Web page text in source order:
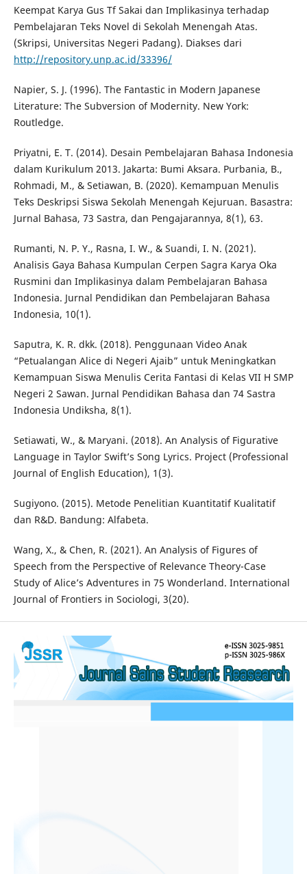
Keempat Karya Gus Tf Sakai dan Implikasinya terhadap
Pembelajaran Teks Novel di Sekolah Menengah Atas.
(Skripsi, Universitas Negeri Padang). Diakses dari
http://repository.unp.ac.id/33396/
Napier, S. J. (1996). The Fantastic in Modern Japanese
Literature: The Subversion of Modernity. New York:
Routledge.
Priyatni, E. T. (2014). Desain Pembelajaran Bahasa Indonesia
dalam Kurikulum 2013. Jakarta: Bumi Aksara. Purbania, B.,
Rohmadi, M., & Setiawan, B. (2020). Kemampuan Menulis
Teks Deskripsi Siswa Sekolah Menengah Kejuruan. Basastra:
Jurnal Bahasa, 73 Sastra, dan Pengajarannya, 8(1), 63.
Rumanti, N. P. Y., Rasna, I. W., & Suandi, I. N. (2021).
Analisis Gaya Bahasa Kumpulan Cerpen Sagra Karya Oka
Rusmini dan Implikasinya dalam Pembelajaran Bahasa
Indonesia. Jurnal Pendidikan dan Pembelajaran Bahasa
Indonesia, 10(1).
Saputra, K. R. dkk. (2018). Penggunaan Video Anak
“Petualangan Alice di Negeri Ajaib” untuk Meningkatkan
Kemampuan Siswa Menulis Cerita Fantasi di Kelas VII H SMP
Negeri 2 Sawan. Jurnal Pendidikan Bahasa dan 74 Sastra
Indonesia Undiksha, 8(1).
Setiawati, W., & Maryani. (2018). An Analysis of Figurative
Language in Taylor Swift’s Song Lyrics. Project (Professional
Journal of English Education), 1(3).
Sugiyono. (2015). Metode Penelitian Kuantitatif Kualitatif
dan R&D. Bandung: Alfabeta.
Wang, X., & Chen, R. (2021). An Analysis of Figures of
Speech from the Perspective of Relevance Theory-Case
Study of Alice’s Adventures in 75 Wonderland. International
Journal of Frontiers in Sociologi, 3(20).